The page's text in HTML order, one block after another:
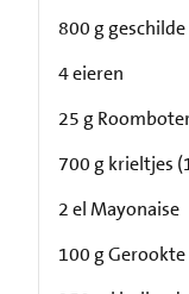
800 g
4 eieren
25 g
700 g krieltjes
2 el Mayonaise
100 g Gerookte